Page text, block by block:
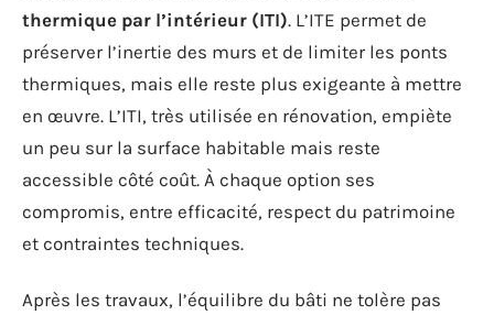
thermique par l’intérieur (ITI). L’ITE permet de
préserver l’inertie des murs et de limiter les ponts
thermiques, mais elle reste plus exigeante à mettre
en œuvre. L’ITI, très utilisée en rénovation, empiète
un peu sur la surface habitable mais reste
accessible côté coût. À chaque option ses
compromis, entre efficacité, respect du patrimoine
et contraintes techniques.
Après les travaux, l’équilibre du bâti ne tolère pas